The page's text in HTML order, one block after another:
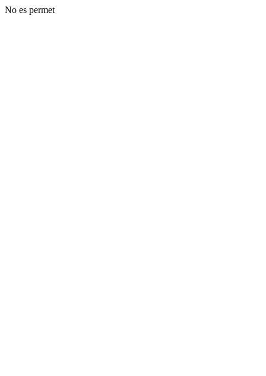
No es permet